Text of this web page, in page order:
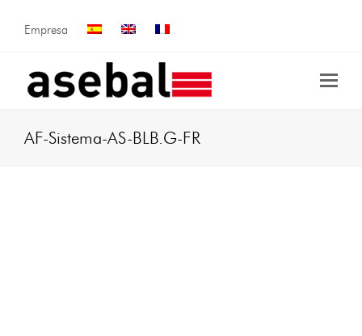
Empresa
AF-Sistema-AS-BLB.G-FR